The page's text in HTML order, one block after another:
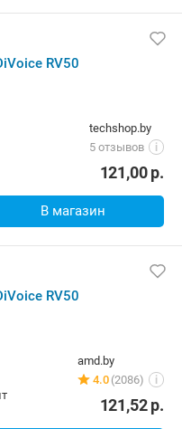
RV50
techshop.by
5 отзывов
i
121,00р.
В магазин
RV50
amd.by
4.0 (2086) i
121,52р.